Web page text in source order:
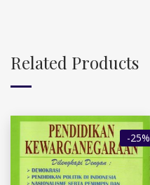
Related Products
-25%